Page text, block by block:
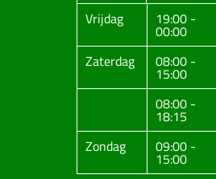
Vrijdag 19:00 -
00:00
Zaterdag 08:00 -
15:00
08:00 -
18:15
Zondag 09:00 -
15:00